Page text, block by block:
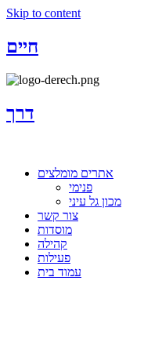
Skip to content
חיים
דרך
אתרים מומלצים
פנימי
מכון גל עיני
צור קשר
מוסדות
קהילה
פעילות
עמוד בית